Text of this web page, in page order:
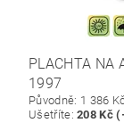
PLACHTA NA
1997
Původně: 1 386 Kč
Ušetříte:208 Kč